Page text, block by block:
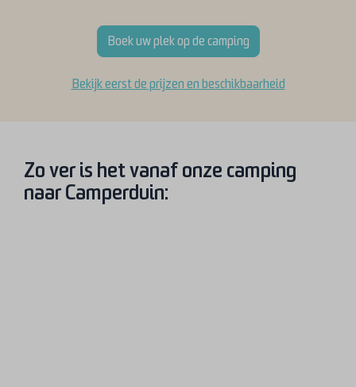
Boek uw plek op de camping
Bekijk eerst de prijzen en beschikbaarheid
Zo ver is het vanaf onze camping
naar Camperduin: